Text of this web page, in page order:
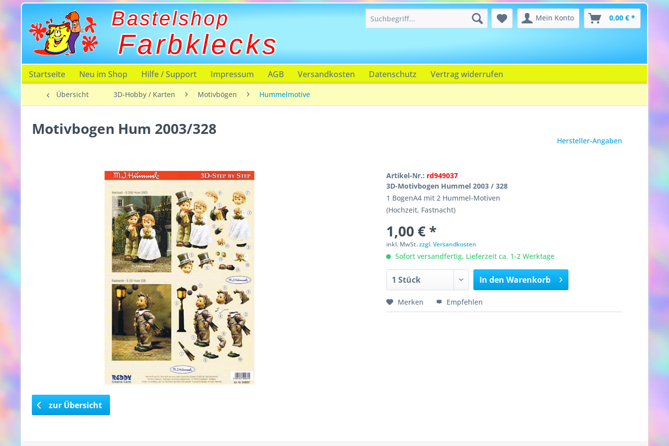
Bastelshop
Farbklecks
Mein Konto 0,00 € *
Startseite Neu im Shop Hilfe / Support Impressum AGB Versandkosten Datenschutz Vertrag widerrufen
Übersicht 3D-Hobby / Karten Motivbögen Hummelmotive
Motivbogen Hum 2003/328
Hersteller-Angaben
Artikel-Nr.: rd949037
3D-Motivbogen Hummel 2003 / 328
1 BogenA4 mit 2 Hummel-Motiven
(Hochzeit, Fastnacht)
1,00 € *
inkl. MwSt.zzgl. Versandkosten
Sofort versandfertig, Lieferzeit ca. 1-2 Werktage
In den Warenkorb
Merken Empfehlen
zur Übersicht